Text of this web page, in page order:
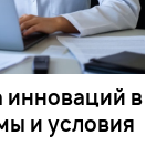
инноваций в
и условия